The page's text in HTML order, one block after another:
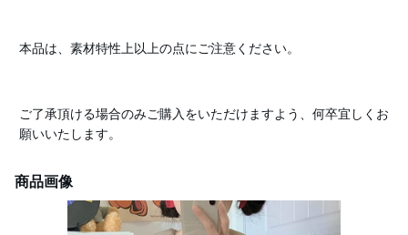
本品は、素材特性上以上の点にご注意ください。
ご了承頂ける場合のみご購入をいただけますよう、何卒宜しくお
願いいたします。
商品画像